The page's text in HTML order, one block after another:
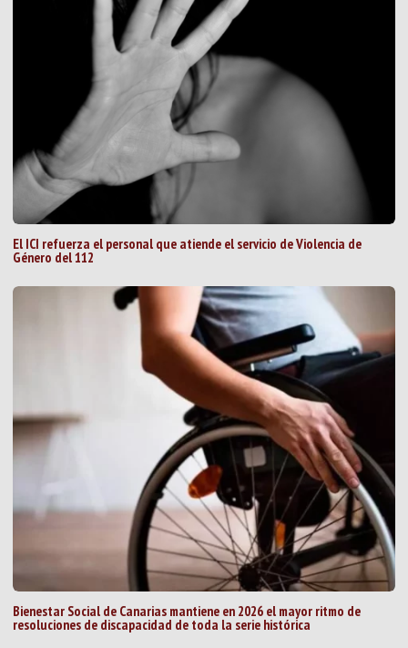
El ICI refuerza el personal que atiende el servicio de Violencia de
Género del 112
Bienestar Social de Canarias mantiene en 2026 el mayor ritmo de
resoluciones de discapacidad de toda la serie histórica